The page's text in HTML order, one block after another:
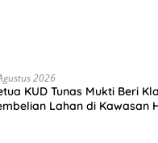
2026
KUD Tunas Mukti Beri
Lahan di Kawasan